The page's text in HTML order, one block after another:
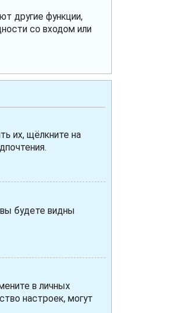
другие функции,
со входом или
их, щёлкните на
будете видны
в личных
настроек, могут